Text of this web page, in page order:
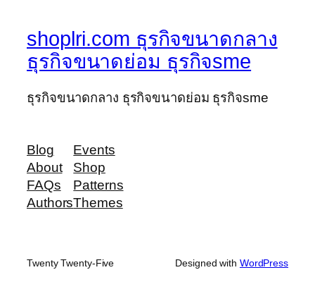
shoplri.com ธุรกิจขนาดกลาง
ธุรกิจขนาดย่อม ธุรกิจsme
ธุรกิจขนาดกลาง ธุรกิจขนาดย่อม ธุรกิจsme
Blog
About
FAQs
Authors
Events
Shop
Patterns
Themes
Twenty Twenty-Five Designed with WordPress